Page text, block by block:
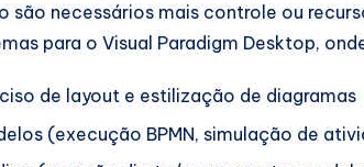
são necessários mais controle ou
para o Visual Paradigm Desktop,
de layout e estilização de diagramas
(execução BPMN, simulação de